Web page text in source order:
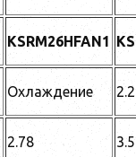
KSRM26HFAN1
Охлаждение
2.78